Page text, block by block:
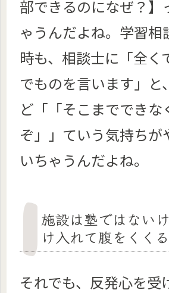
部できるのになぜ？】
ゃうんだよね。学習相
時も、相談士に「全く
でものを言います」と
ど「「そこまでできな
ぞ」」ていう気持ちが
いちゃうんだよね。
施設は塾ではない
け入れて腹をくくる
それでも、反発心を受